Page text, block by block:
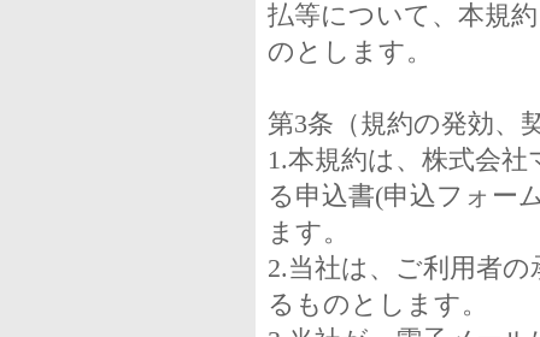
払等について、本規
のとします。
第3条（規約の発効、
1.本規約は、株式会
る申込書(申込フォー
ます。
2.当社は、ご利用者
るものとします。